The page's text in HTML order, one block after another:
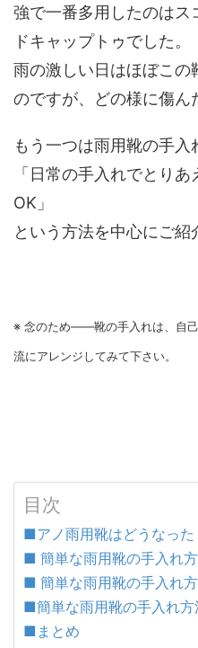
強で一番多用したのはス
ドキャップトゥでした。
雨の激しい日はほぼこの
のですが、どの様に傷ん
もう一つは雨用靴の手入
「日常の手入れでとり
OK」
という方法を中心にご紹
※ 念のため――靴の手入れは、自
流にアレンジしてみて下さい。
目次
■アノ雨用靴はどうなった
■ 簡単な雨用靴の手入れ
■ 簡単な雨用靴の手入れ
■簡単な雨用靴の手入れ
■まとめ